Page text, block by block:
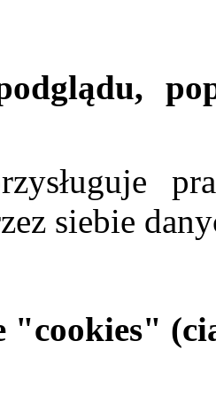
siebie
"cookies"